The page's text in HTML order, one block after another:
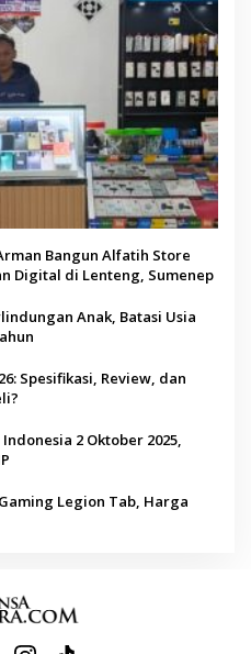
Bangun Alfatih Store
Digital di Lenteng, Sumenep
Anak, Batasi Usia
Spesifikasi, Review, dan
2 Oktober 2025,
Legion Tab, Harga